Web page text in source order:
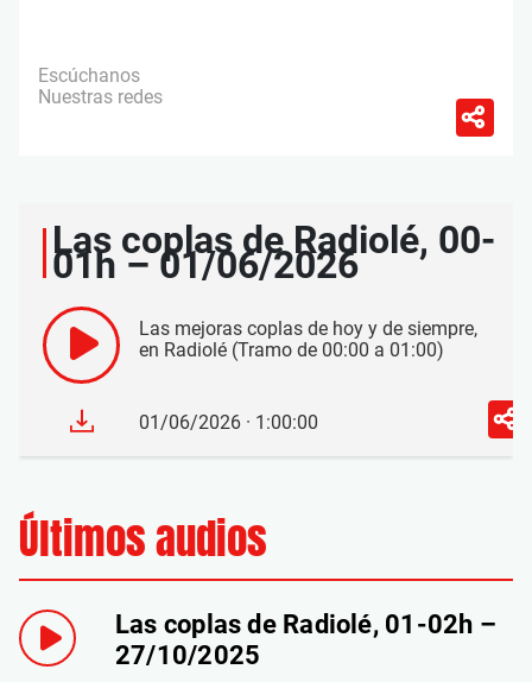
Escúchanos
Nuestras redes
Las coplas de Radiolé, 00-
01h – 01/06/2026
Las mejoras coplas de hoy y de siempre,
en Radiolé (Tramo de 00:00 a 01:00)
01/06/2026 · 1:00:00
Últimos audios
Las coplas de Radiolé, 01-02h –
27/10/2025